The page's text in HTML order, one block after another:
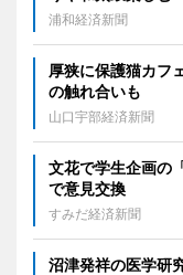
浦和経済新聞
厚狭に保護猫カフ
の触れ合いも
山口宇部経済新聞
文花で学生企画の
で意見交換
すみだ経済新聞
沼津発祥の医学研